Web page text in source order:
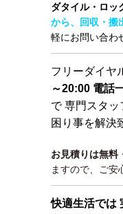
ダタイル・ロッ
から、回収・搬
軽にお問い合わ
フリーダイヤ
～20:00 電話
で 専門スタ
困り事を解決
お見積りは無料
ますので、ご安
快適生活では